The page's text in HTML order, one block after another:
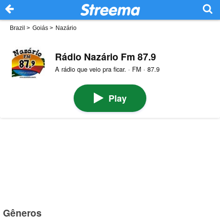
Brazil > Goiás > Nazário
Rádio Nazário Fm 87.9
A rádio que veio pra ficar. · FM · 87.9
Play
Gêneros